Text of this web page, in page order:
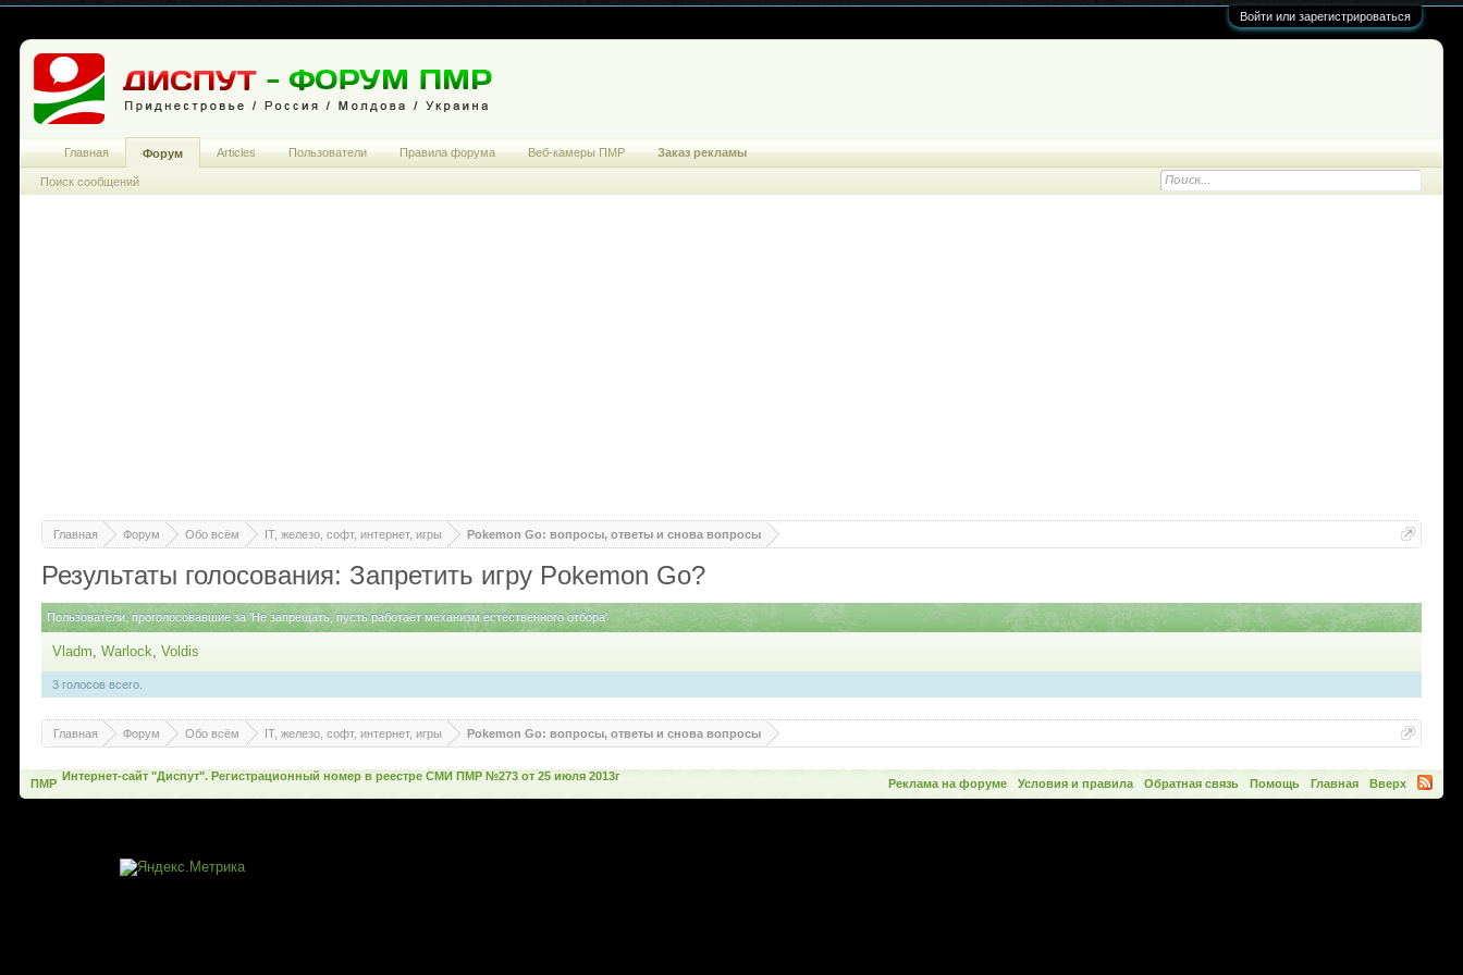
Войти или зарегистрироваться
Главная Форум Обо всём IT, железо, софт, интернет, игры Pokemon Go: вопросы, ответы и снова вопросы
Результаты голосования: Запретить игру Pokemon Go?
Пользователи, проголосовавшие за 'Не запрещать, пусть работает механизм естественного отбора'
Vladm Warlock Voldis
3 голосов всего.
Главная Форум Обо всём IT, железо, софт, интернет, игры Pokemon Go: вопросы, ответы и снова вопросы
Главная Форум
Поиск сообщений
Articles Пользователи Правила форума Веб-камеры ПМР Заказ рекламы
ПМР
Интернет-сайт "Диспут". Регистрационный номер в реестре СМИ ПМР №273 от 25 июля 2013г
Реклама на форуме Условия и правила Обратная связь Помощь Главная Вверх